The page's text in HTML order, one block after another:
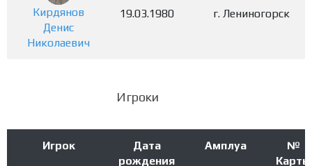
Кирдянов
Денис
Николаевич
19.03.1980 г. Лениногорск
Игроки
Игрок
Дата
рождения
Амплуа
№
Карты